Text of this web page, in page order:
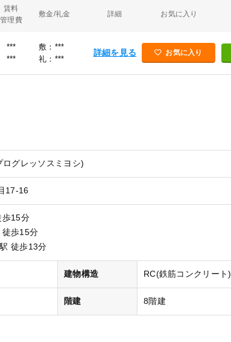
賃料
管理費
敷金/礼金 詳細 お気に入り
***
***
敷：***
礼：***
詳細を見る お気に入り
グレッソスミヨシ)
17-16
歩15分
徒歩15分
徒歩13分
建物構造 RC(鉄筋コンクリート)
階建 8階建